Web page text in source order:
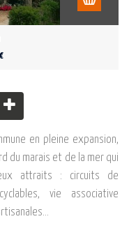
en pleine expansion,
du marais et de la mer qui
attraits : circuits de
vie associative